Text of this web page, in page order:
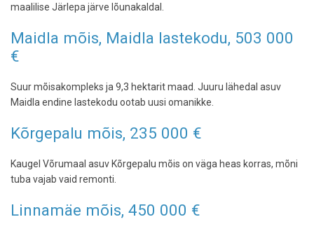
maalilise Järlepa järve lõunakaldal.
Maidla mõis, Maidla lastekodu, 503 000
€
Suur mõisakompleks ja 9,3 hektarit maad. Juuru lähedal asuv
Maidla endine lastekodu ootab uusi omanikke.
Kõrgepalu mõis, 235 000 €
Kaugel Võrumaal asuv Kõrgepalu mõis on väga heas korras, mõni
tuba vajab vaid remonti.
Linnamäe mõis, 450 000 €